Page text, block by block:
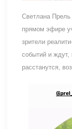
Светлана Прель
прямом эфире
зрители
событий и ждут,
расстанутся,